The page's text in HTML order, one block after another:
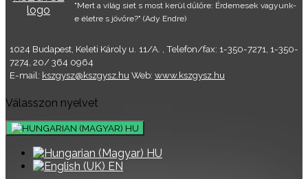
"Mert a világ siet s most kerül dűlőre: Érdemesek vagyunk-
e életre s jövőre?" (Ady Endre)
1024 Budapest, Keleti Károly u. 11/A. , Telefon/fax: 1-350-7271, 1-350-
7274, 20/ 364 0964
E-mail: kszgysz@kszgysz.hu Web: www.kszgysz.hu
Válasszon nyelvet
HU
HU
EN